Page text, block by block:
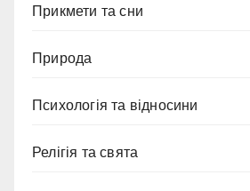
Прикмети та сни
Природа
Психологія та відносини
Релігія та свята